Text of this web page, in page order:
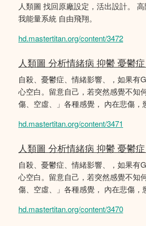
人類圖 找回原廠設定，活出設計。
我能量系統 自由飛翔。
hd.mastertitan.org/content/3472
人類圖 分析情緒病 抑鬱 憂鬱
自殺、憂鬱症、情緒影響、，如果有
心空白。留意自己，若突然感覺不知
傷、空虛、」各種感覺， 內在悲傷，
hd.mastertitan.org/content/3471
人類圖 分析情緒病 抑鬱 憂鬱
自殺、憂鬱症、情緒影響、，如果有
心空白。留意自己，若突然感覺不知
傷、空虛、」各種感覺， 內在悲傷，
hd.mastertitan.org/content/3470